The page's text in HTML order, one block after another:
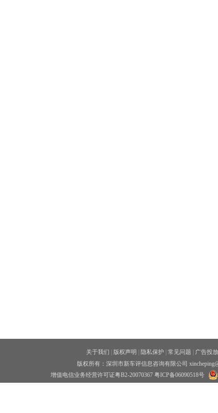
关于我们 版权声明 隐私保护 常见问题
广告投放
版权所有：深圳市新车评信息咨询有限公司
增值电信业务经营许可证粤B2-20070367 粤ICP备06090518号